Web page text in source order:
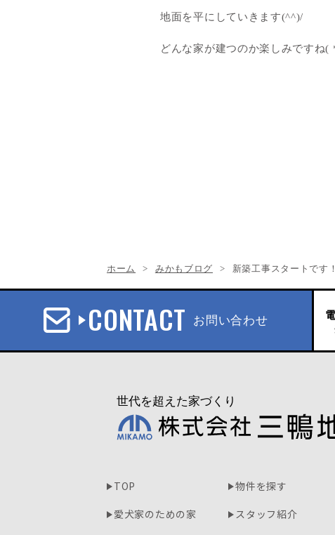
地面を平にしていきます(^^)/
どんな家が建つのか楽しみですね(
ホーム みかもブログ 新築工事スタートです！
CONTACT お問い合わせ
TOP 物件を探す
愛犬家のための家
スタッフ紹介